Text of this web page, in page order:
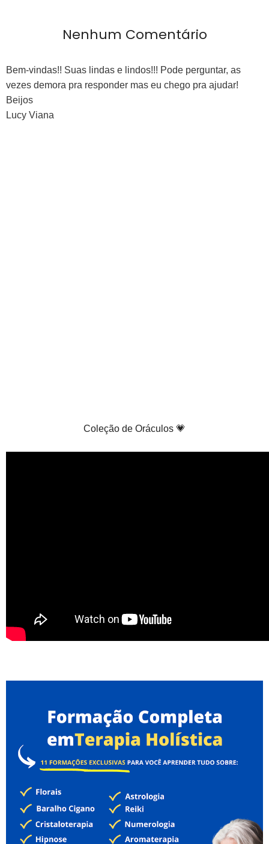
Nenhum Comentário
Bem-vindas!! Suas lindas e lindos!!! Pode perguntar, as
vezes demora pra responder mas eu chego pra ajudar!
Beijos
Lucy Viana
Coleção de Oráculos 💗